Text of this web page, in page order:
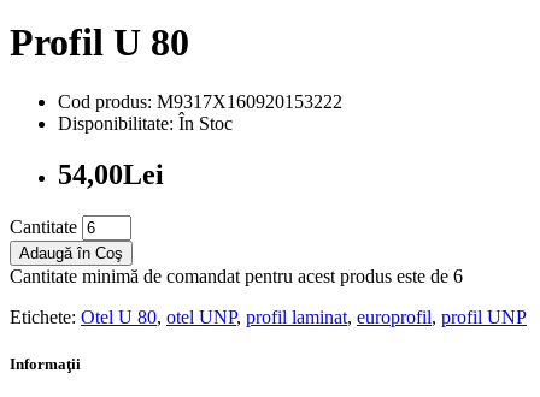
Profil U 80
Cod produs: M9317X160920153222
Disponibilitate: În Stoc
54,00Lei
Cantitate
Adaugă în Coş
Cantitate minimă de comandat pentru acest produs este de 6
Etichete: Otel U 80, otel UNP, profil laminat, europrofil, profil UNP
Informaţii